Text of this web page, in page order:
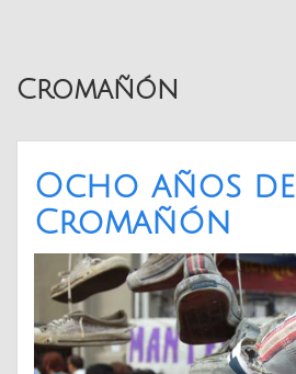
Cromañón
Ocho años de
Cromañón